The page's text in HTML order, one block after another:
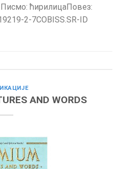
ћирилицаПовез:
2-7COBISS.SR-ID
AND WORDS